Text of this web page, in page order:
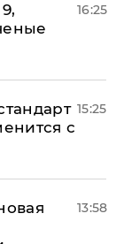
16:25
с
15:25
13:58